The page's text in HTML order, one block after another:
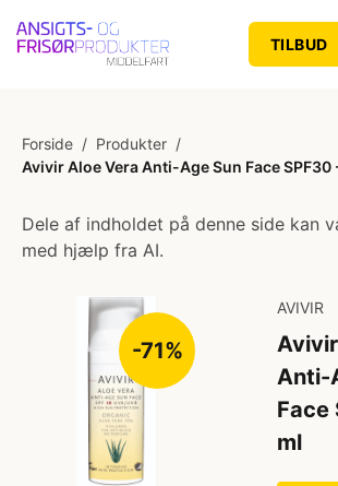
TILBUD
Forside / Produkter /
Avivir Aloe Vera Anti-Age Sun Face SPF30
Dele af indholdet på denne side kan
med hjælp fra AI.
-71%
AVIVIR
Anti-
Face
ml